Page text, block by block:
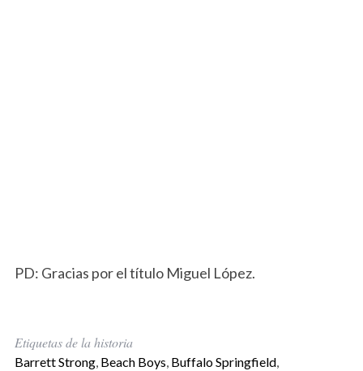
PD: Gracias por el título Miguel López.
Etiquetas de la historia
Barrett Strong, Beach Boys, Buffalo Springfield,